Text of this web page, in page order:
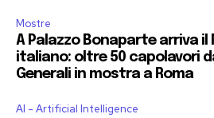
Mostre
A Palazzo Bonaparte arriva il
italiano: oltre 50 capolavori
Generali in mostra a Roma
AI - Artificial Intelligence